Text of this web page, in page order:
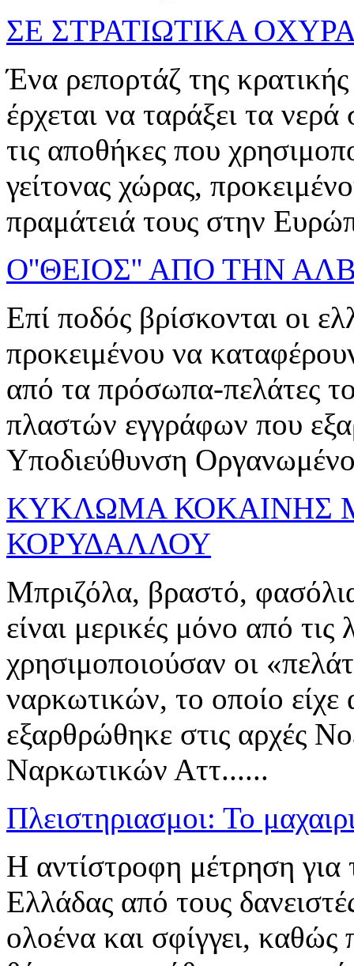
ΣΕ ΣΤΡΑΤΙΩΤΙΚΑ
Ένα ρεπορτάζ της
έρχεται να ταράξει τα
τις αποθήκες που
γείτονας χώρας,
πραμάτειά τους στην
O''ΘΕΙΟΣ'' ΑΠΟ ΤΗΝ
Επί ποδός βρίσκονται οι
προκειμένου να
από τα πρόσωπα-πελάτες
πλαστών εγγράφων που
Υποδιεύθυνση
ΚΥΚΛΩΜΑ ΚΟΚΑΙΝΗΣ
ΚΟΡΥΔΑΛΛΟΥ
Μπριζόλα, βραστό,
είναι μερικές μόνο από τις
χρησιμοποιούσαν οι
ναρκωτικών, το οποίο
εξαρθρώθηκε στις αρχές
Ναρκωτικών Αττ......
Πλειστηριασμοι: Το
Η αντίστροφη μέτρηση για
Ελλάδας από τους
ολοένα και σφίγγει,